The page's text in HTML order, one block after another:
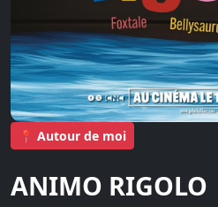
📍 Autour de moi
ANIMO RIGOLO